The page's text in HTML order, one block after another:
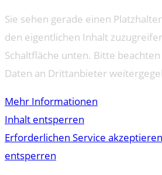
Sie sehen gerade einen
den eigentlichen Inhalt
Schaltfläche unten. Bitte beachten
Daten an Drittanbieter
Mehr Informationen
Inhalt entsperren
Erforderlichen Service
entsperren